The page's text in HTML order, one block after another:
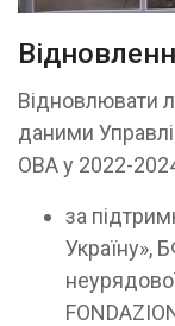
Відновлювати
даними
ОВА у 2022-
за
Україну»,